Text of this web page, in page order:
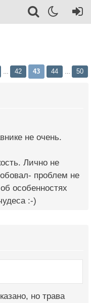
42 43 44 50
не очень.
Лично не
проблем не
особенностях
:-)
но трава